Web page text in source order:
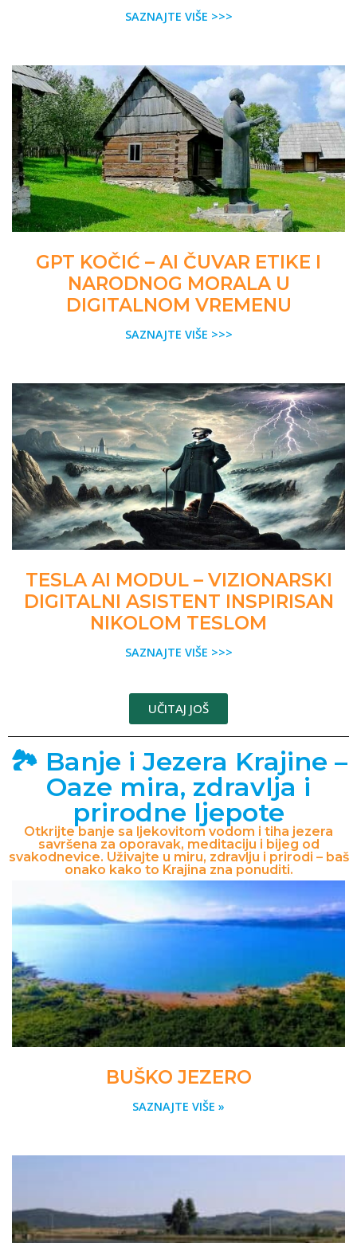
SAZNAJTE VIŠE >>>
GPT KOČIĆ – AI ČUVAR ETIKE I
NARODNOG MORALA U
DIGITALNOM VREMENU
SAZNAJTE VIŠE >>>
TESLA AI MODUL – VIZIONARSKI
DIGITALNI ASISTENT INSPIRISAN
NIKOLOM TESLOM
SAZNAJTE VIŠE >>>
UČITAJ JOŠ
🏞️ Banje i Jezera Krajine –
Oaze mira, zdravlja i
prirodne ljepote
Otkrijte banje sa ljekovitom vodom i tiha jezera
savršena za oporavak, meditaciju i bijeg od
svakodnevice. Uživajte u miru, zdravlju i prirodi – baš
onako kako to Krajina zna ponuditi.
BUŠKO JEZERO
SAZNAJTE VIŠE »